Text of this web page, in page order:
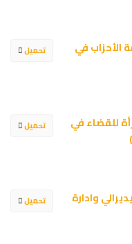
تحميل
في
تحميل
للقضاء في
تحميل
وادارة